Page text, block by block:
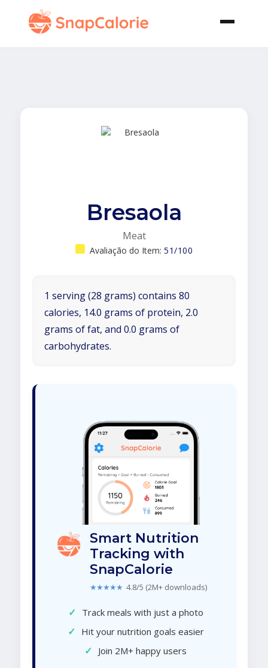
Bresaola
Meat
Avaliação do Item: 51/100
1 serving (28 grams) contains 80
calories, 14.0 grams of protein, 2.0
grams of fat, and 0.0 grams of
carbohydrates.
Smart Nutrition
Tracking with
SnapCalorie
★★★★★ 4.8/5 (2M+ downloads)
✓ Track meals with just a photo
✓ Hit your nutrition goals easier
✓ Join 2M+ happy users